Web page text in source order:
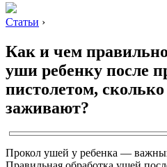
Статьи ›
Как и чем
уши ребенку после
пистолетом,
заживают?
Прокол ушей у ребенка —